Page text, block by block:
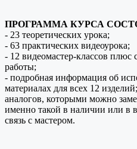
ПРОГРАММА КУРСА
- 23 теоретических урока;
- 63 практических видеоурока;
- 12 видеомастер-классов плюс
работы;
- подробная информация об
материалах для всех 12
аналогов, которыми можно
именно такой в наличии или в
связь с мастером.